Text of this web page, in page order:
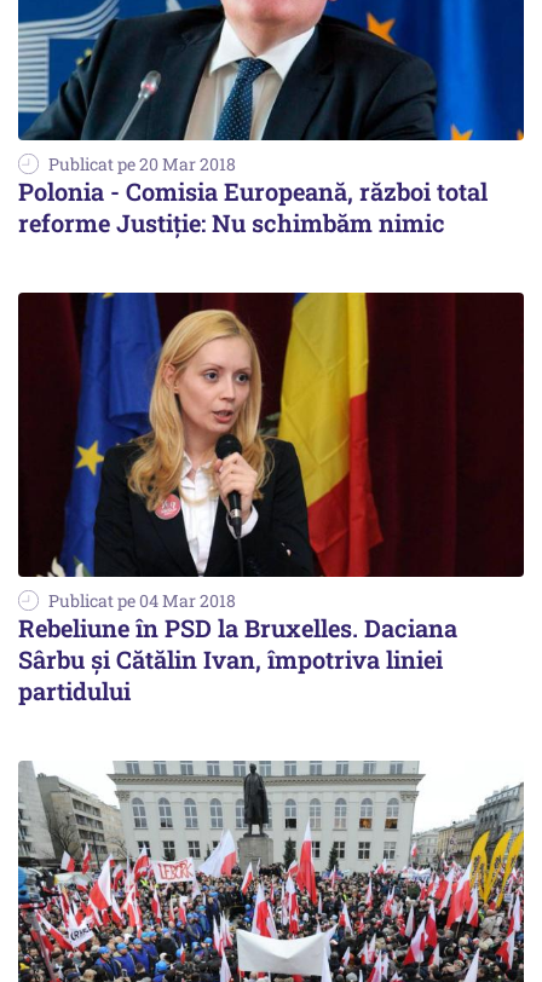
Publicat pe 20 Mar 2018
Polonia - Comisia Europeană, război total
reforme Justiție: Nu schimbăm nimic
Publicat pe 04 Mar 2018
Rebeliune în PSD la Bruxelles. Daciana
Sârbu și Cătălin Ivan, împotriva liniei
partidului